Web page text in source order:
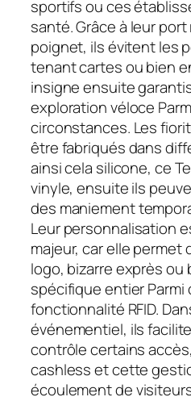
sportifs ou ces
santé. Grâce à leur
poignet, ils évitent les
tenant cartes ou bien
insigne ensuite
exploration véloce
circonstances. Les
être fabriqués dans
ainsi cela silicone, ce
vinyle, ensuite ils
des maniement
Leur personnalisation
majeur, car elle permet
logo, bizarre exprès ou
spécifique entier
fonctionnalité RFID.
événementiel, ils
contrôle certains
cashless et cette
écoulement de